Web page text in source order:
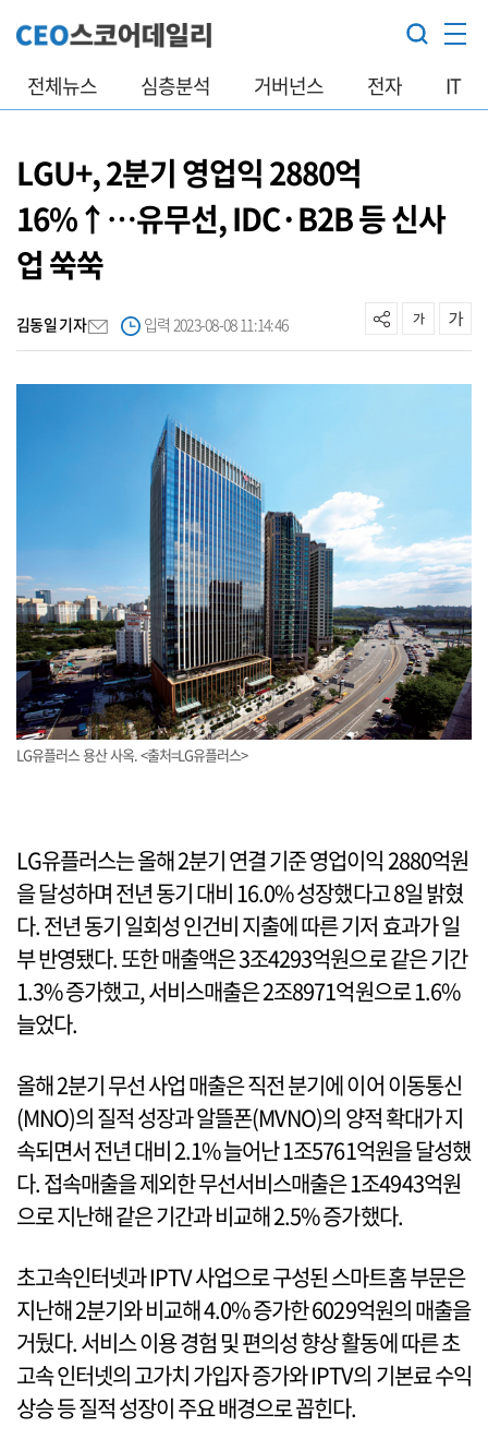
전체뉴스 심층분석 거버넌스 전자 IT
LGU+, 2분기 영업익 2880억
16%↑…유무선, IDC·B2B 등 신사
업 쑥쑥
김동일 기자 입력 2023-08-08 11:14:46
LG유플러스 용산 사옥. <출처=LG유플러스>
LG유플러스는 올해 2분기 연결 기준 영업이익 2880억원
을 달성하며 전년 동기 대비 16.0% 성장했다고 8일 밝혔
다. 전년 동기 일회성 인건비 지출에 따른 기저 효과가 일
부 반영됐다. 또한 매출액은 3조4293억원으로 같은 기간
1.3% 증가했고, 서비스매출은 2조8971억원으로 1.6%
늘었다.
올해 2분기 무선 사업 매출은 직전 분기에 이어 이동통신
(MNO)의 질적 성장과 알뜰폰(MVNO)의 양적 확대가 지
속되면서 전년 대비 2.1% 늘어난 1조5761억원을 달성했
다. 접속매출을 제외한 무선서비스매출은 1조4943억원
으로 지난해 같은 기간과 비교해 2.5% 증가했다.
초고속인터넷과 IPTV 사업으로 구성된 스마트홈 부문은
지난해 2분기와 비교해 4.0% 증가한 6029억원의 매출을
거뒀다. 서비스 이용 경험 및 편의성 향상 활동에 따른 초
고속 인터넷의 고가치 가입자 증가와 IPTV의 기본료 수익
상승 등 질적 성장이 주요 배경으로 꼽힌다.